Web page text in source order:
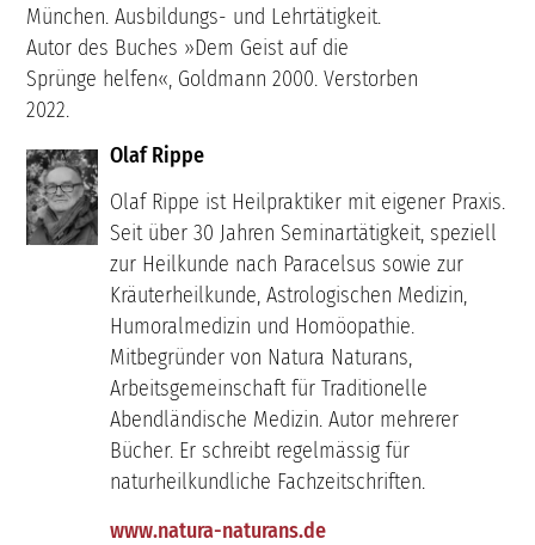
München. Ausbildungs- und Lehrtätigkeit.
Autor des Buches »Dem Geist auf die
Sprünge helfen«, Goldmann 2000. Verstorben
2022.
Olaf Rippe
Olaf Rippe ist Heilpraktiker mit eigener Praxis.
Seit über 30 Jahren Seminartätigkeit, speziell
zur Heilkunde nach Paracelsus sowie zur
Kräuterheilkunde, Astrologischen Medizin,
Humoralmedizin und Homöopathie.
Mitbegründer von Natura Naturans,
Arbeitsgemeinschaft für Traditionelle
Abendländische Medizin. Autor mehrerer
Bücher. Er schreibt regelmässig für
naturheilkundliche Fachzeitschriften.
www.natura-naturans.de